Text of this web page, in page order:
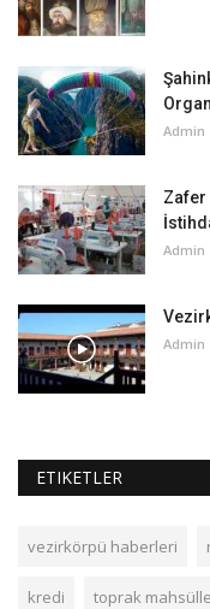
Admin
Zafer
Admin
Admin
ETIKETLER
vezirkörpü haberleri
kredi toprak